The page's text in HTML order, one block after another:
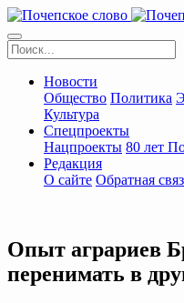
Новости
Общество Политика
Культура
Спецпроекты
Нацпроекты 80 лет
Редакция
О сайте Обратная
Опыт аграриев
перенимать в